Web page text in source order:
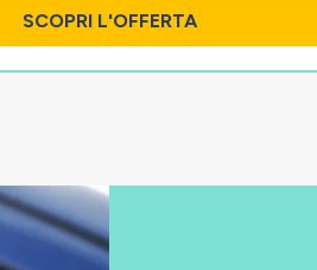
SCOPRI L'OFFERTA